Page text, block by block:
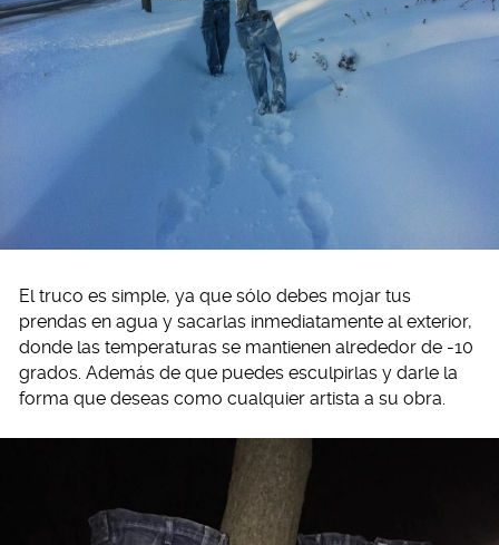
El truco es simple, ya que sólo debes mojar tus
prendas en agua y sacarlas inmediatamente al exterior,
donde las temperaturas se mantienen alrededor de -10
grados. Además de que puedes esculpirlas y darle la
forma que deseas como cualquier artista a su obra.